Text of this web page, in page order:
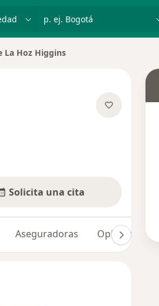
p. ej. Bogotá
La Hoz Higgins
Solicita una cita
Aseguradoras Opiniones